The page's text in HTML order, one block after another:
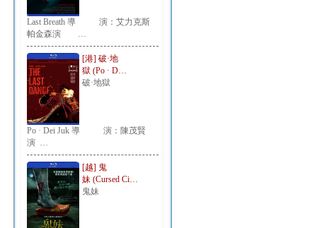
Last Breath 導 演：艾力克斯
帕金森演 …
[港] 破·地
獄 (Po · D…
破·地獄
Po · Dei Juk 導 演：陳茂賢
演 …
[越] 鬼
妹 (Cursed Ci…
鬼妹